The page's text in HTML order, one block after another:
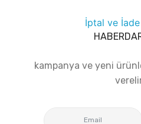
İptal ve İade
kampanya ve yeni